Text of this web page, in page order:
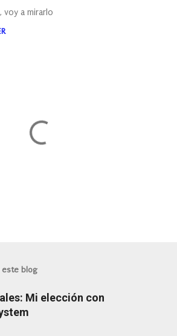
voy a mirarlo
este blog
Mi elección con